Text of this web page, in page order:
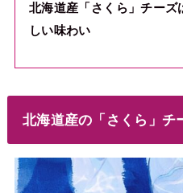
北海道産「さくら」チーズ
しい味わい
北海道産の「さくら」チ